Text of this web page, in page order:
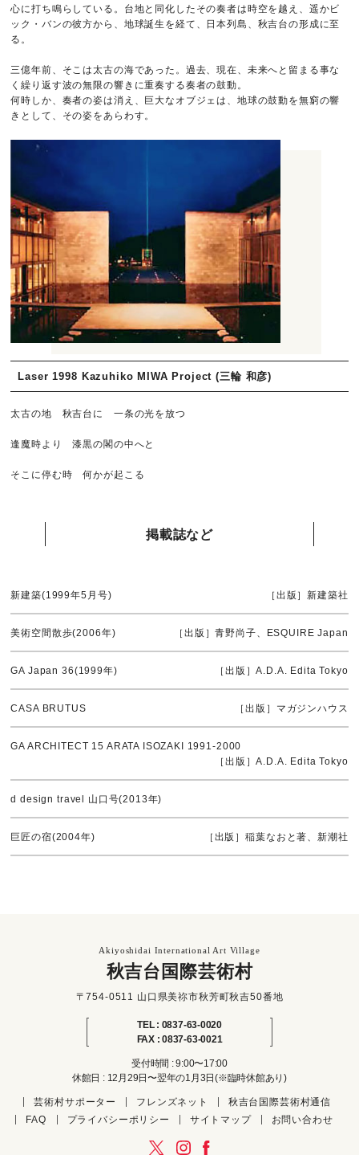
心に打ち鳴らしている。台地と同化したその奏者は時空を越え、遥かビ
ック・バンの彼方から、地球誕生を経て、日本列島、秋吉台の形成に至
る。
三億年前、そこは太古の海であった。過去、現在、未来へと留まる事な
く繰り返す波の無限の響きに重奏する奏者の鼓動。
何時しか、奏者の姿は消え、巨大なオブジェは、地球の鼓動を無窮の響
きとして、その姿をあらわす。
Laser 1998 Kazuhiko MIWA Project (三輪 和彦)
太古の地 秋吉台に 一条の光を放つ
逢魔時より 漆黒の閣の中へと
そこに停む時 何かが起こる
掲載誌など
新建築(1999年5月号) ［出版］新建築社
美術空間散歩(2006年) ［出版］青野尚子、ESQUIRE Japan
GA Japan 36(1999年) ［出版］A.D.A. Edita Tokyo
CASA BRUTUS ［出版］マガジンハウス
GA ARCHITECT 15 ARATA ISOZAKI 1991-2000
［出版］A.D.A. Edita Tokyo
d design travel 山口号(2013年)
巨匠の宿(2004年) ［出版］稲葉なおと著、新潮社
Akiyoshidai International Art Village
秋吉台国際芸術村
〒754-0511 山口県美祢市秋芳町秋吉50番地
TEL : 0837-63-0020
FAX : 0837-63-0021
受付時間 : 9:00〜17:00
休館日 : 12月29日〜翌年の1月3日(※臨時休館あり)
芸術村サポーター フレンズネット
秋吉台国際芸術村通信
FAQ
プライバシーポリシー サイトマップ お問い合わせ